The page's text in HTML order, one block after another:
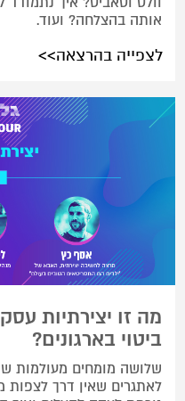
אותה בהצלחה? ועוד.
לצפייה בהרצאה>>
מה זו יצירתיות
ביטוי בארגונים?
שלושה מומחים מעולמות
לאתגרים שאין דרך לצפות